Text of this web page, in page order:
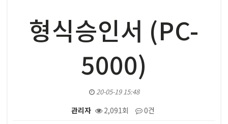
형식승인서 (PC-
5000)
20-05-19 15:48
관리자 2,091회 0건